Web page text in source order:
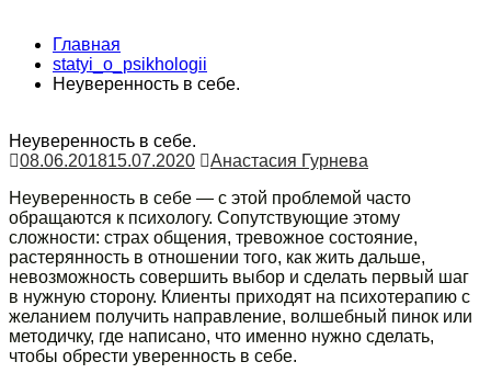
Главная
statyi_o_psikhologii
Неуверенность в себе.
Неуверенность в себе.
08.06.201815.07.2020
Анастасия Гурнева
Неуверенность в себе — с этой проблемой часто
обращаются к психологу. Сопутствующие этому
сложности: страх общения, тревожное состояние,
растерянность в отношении того, как жить дальше,
невозможность совершить выбор и сделать первый шаг
в нужную сторону. Клиенты приходят на психотерапию с
желанием получить направление, волшебный пинок или
методичку, где написано, что именно нужно сделать,
чтобы обрести уверенность в себе.